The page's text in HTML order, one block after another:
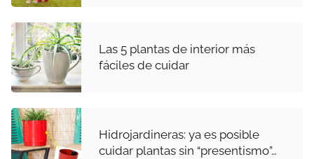
Las 5 plantas de interior más
fáciles de cuidar
Hidrojardineras: ya es posible
cuidar plantas sin “presentismo”…